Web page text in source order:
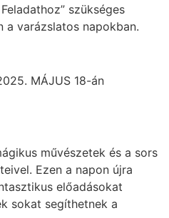
szükséges
varázslatos napokban.
MÁJUS 18-án
művészetek és a sors
Ezen a napon újra
előadásokat
sokat segíthetnek a